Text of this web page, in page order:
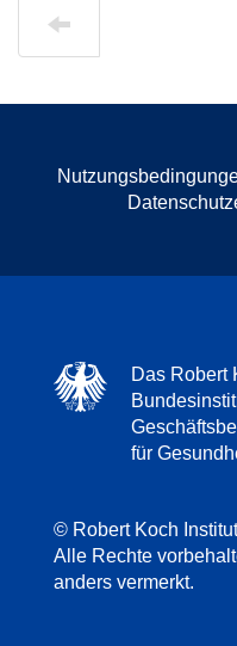
Das Robert
für
© Robert Koch Institut
Alle Rechte
anders vermerkt.